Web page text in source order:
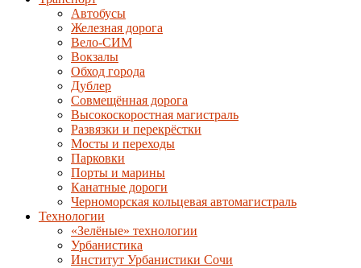
Автобусы
Железная дорога
Вело-СИМ
Вокзалы
Обход города
Дублер
Совмещённая дорога
Высокоскоростная магистраль
Развязки и перекрёстки
Мосты и переходы
Парковки
Порты и марины
Канатные дороги
Черноморская кольцевая автомагистраль
Технологии
«Зелёные» технологии
Урбанистика
Институт Урбанистики Сочи